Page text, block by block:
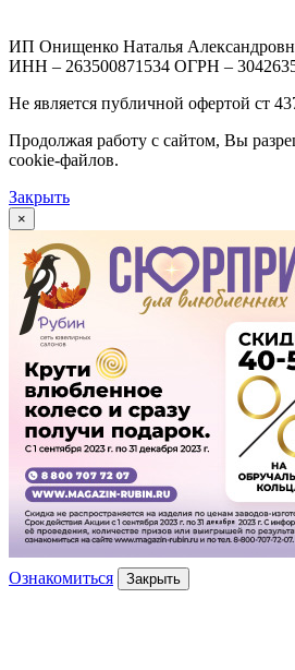
ИП Онищенко Наталья
ИНН – 263500871534 ОГРН –
Не является публичной офертой ст
Продолжая работу с сайтом, Вы
cookie-файлов.
Закрыть
×
Ознакомиться Закрыть